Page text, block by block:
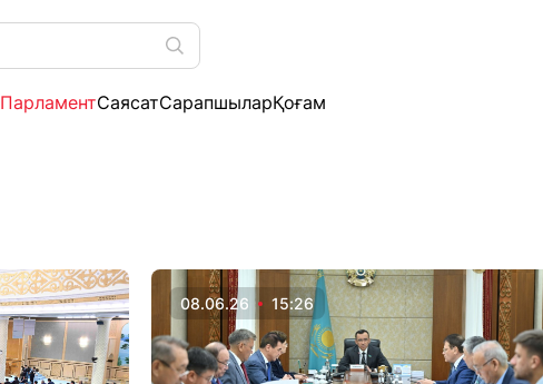
ПарламентСаясатСарапшыларҚоғам
08.06.26 15:26